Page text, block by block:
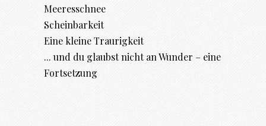
Meeresschnee
Scheinbarkeit
Eine kleine Traurigkeit
... und du glaubst nicht an Wunder – eine
Fortsetzung